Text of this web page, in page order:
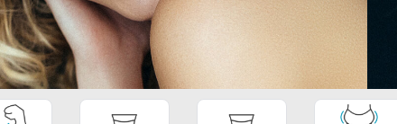
Product Photo Editing
Jewellery Photo Editing